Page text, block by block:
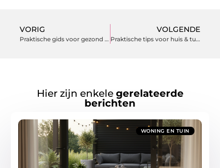
VORIG
Praktische gids voor gezond wonen en tuinonderhoud
VOLGENDE
Praktische tips voor huis & tuin die meteen werken
Hier zijn enkele gerelateerde
berichten
WONING EN TUIN